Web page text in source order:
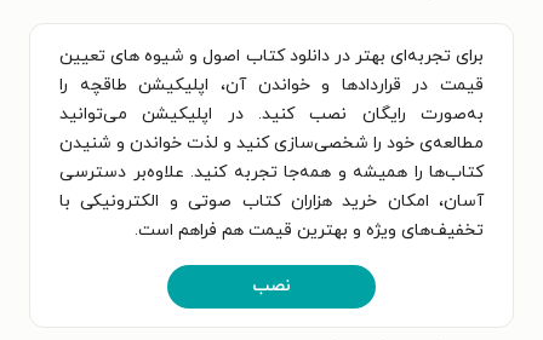
برای تجربه‌ای بهتر در دانلود کتاب اصول و شیوه ‌های تعیین
قیمت در قراردادها و خواندن آن، اپلیکیشن طاقچه را
به‌صورت رایگان نصب کنید. در اپلیکیشن می‌توانید
مطالعه‌ی خود را شخصی‌سازی کنید و لذت خواندن و شنیدن
کتاب‌ها را همیشه و همه‌جا تجربه کنید. علاوه‌بر دسترسی
آسان، امکان خرید هزاران کتاب صوتی و الکترونیکی با
تخفیف‌های ویژه و بهترین قیمت هم فراهم است.
نصب